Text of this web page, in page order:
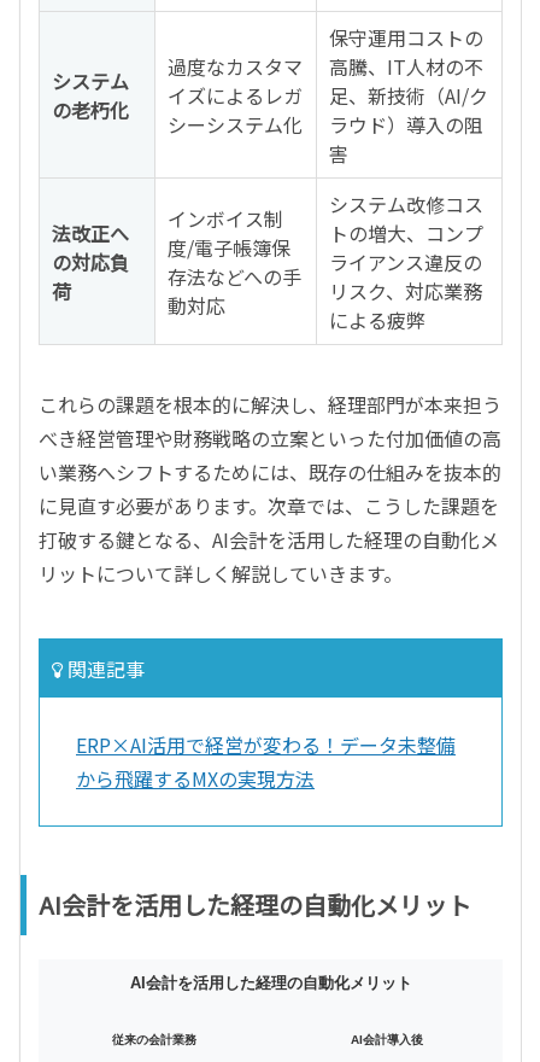
システム
の老朽化
過度なカスタマ
イズによるレガ
シーシステム化
保守運用コストの
高騰、IT人材の不
足、新技術（AI/ク
ラウド）導入の阻
害
法改正へ
の対応負
荷
インボイス制
度/電子帳簿保
存法などへの手
動対応
システム改修コス
トの増大、コンプ
ライアンス違反の
リスク、対応業務
による疲弊
これらの課題を根本的に解決し、経理部門が本来担う
べき経営管理や財務戦略の立案といった付加価値の高
い業務へシフトするためには、既存の仕組みを抜本的
に見直す必要があります。次章では、こうした課題を
打破する鍵となる、AI会計を活用した経理の自動化メ
リットについて詳しく解説していきます。
関連記事
ERP×AI活用で経営が変わる！データ未整備
から飛躍するMXの実現方法
AI会計を活用した経理の自動化メリット
AI会計を活用した経理の自動化メリット
従来の会計業務 AI会計導入後